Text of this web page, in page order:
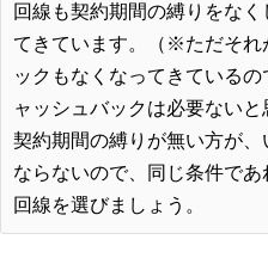
回線も契約期間の縛りをな
てきています。（※ただそれ
ックもなくなってきている
ャッシュバックは必要ないと
契約期間の縛りが無い方が
ならないので、同じ条件であ
回線を選びましょう。